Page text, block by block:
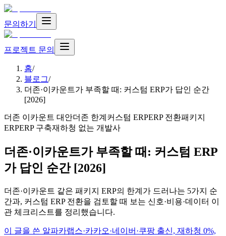
문의하기
프로젝트 문의
홈/
블로그/
더존·이카운트가 부족할 때: 커스텀 ERP가 답인 순간
[2026]
더존 이카운트 대안더존 한계 커스텀 ERPERP 전환패키지
ERPERP 구축재하청 없는 개발사
더존·이카운트가 부족할 때: 커스텀 ERP
가 답인 순간 [2026]
더존·이카운트 같은 패키지 ERP의 한계가 드러나는 5가지 순
간과, 커스텀 ERP 전환을 검토할 때 보는 신호·비용·데이터 이
관 체크리스트를 정리했습니다.
이 글을 쓴 알파카랩스·카카오·네이버·쿠팡 출신, 재하청 0%,